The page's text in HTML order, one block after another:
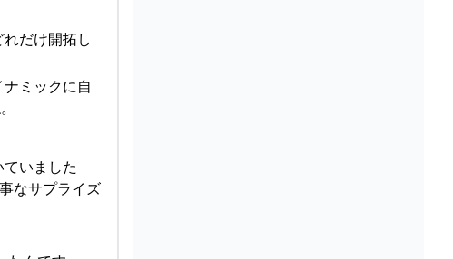
だけ開拓し
ミックに自
いました
なサプライズ